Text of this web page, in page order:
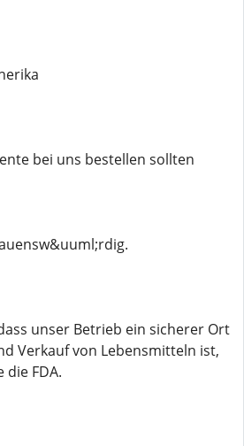
bei uns bestellen sollten
unser Betrieb ein sicherer Ort
Verkauf von Lebensmitteln ist,
FDA.